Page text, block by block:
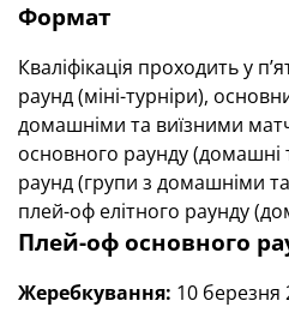
Формат
Кваліфікація проходить у
раунд (міні-турніри),
домашніми та виїзними
основного раунду (домашні
раунд (групи з домашніми
плей-оф елітного раунду
Плей-оф основного
Жеребкування: 10 березня